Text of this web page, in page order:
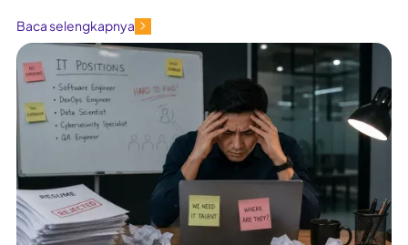
Baca selengkapnya